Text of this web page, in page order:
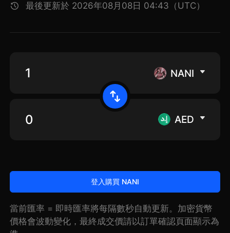
最後更新於 2026年08月08日 04:43（UTC）
NANI
AED
登入購買 NANI
當前匯率 = 即時匯率將每隔數秒自動更新。加密貨幣
價格會波動變化，最終成交價請以訂單確認頁面顯示為